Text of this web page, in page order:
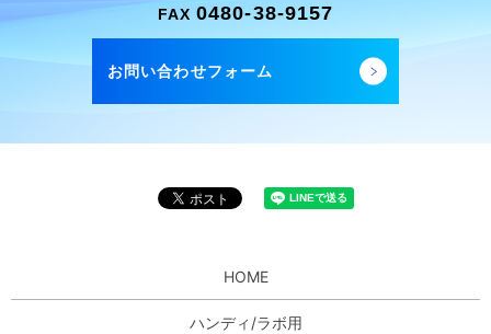
FAX0480-38-9157
お問い合わせフォーム
HOME
ハンディ/ラボ用